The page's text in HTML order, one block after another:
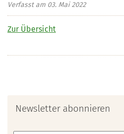
Verfasst am 03. Mai 2022
Zur Übersicht
Newsletter abonnieren